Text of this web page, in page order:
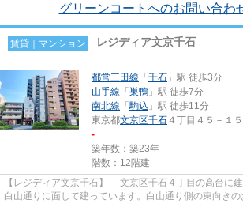
グリーンコートへのお問い合わ
賃貸｜マンション レジディア文京千石
都営三田線 「 千石 」駅 徒歩3分
山手線 「 巣鴨 」駅 徒歩7分
南北線 「駒込 」駅 徒歩11分
東京都文京区千石 ４丁目４５－１５
-
築年数：築23年
階数：12階建
【レジディア文京千石】 文京区千石４丁目の高台に建つ高級賃貸マンション。
白山通りに面して建っています。白山通り側の東向き